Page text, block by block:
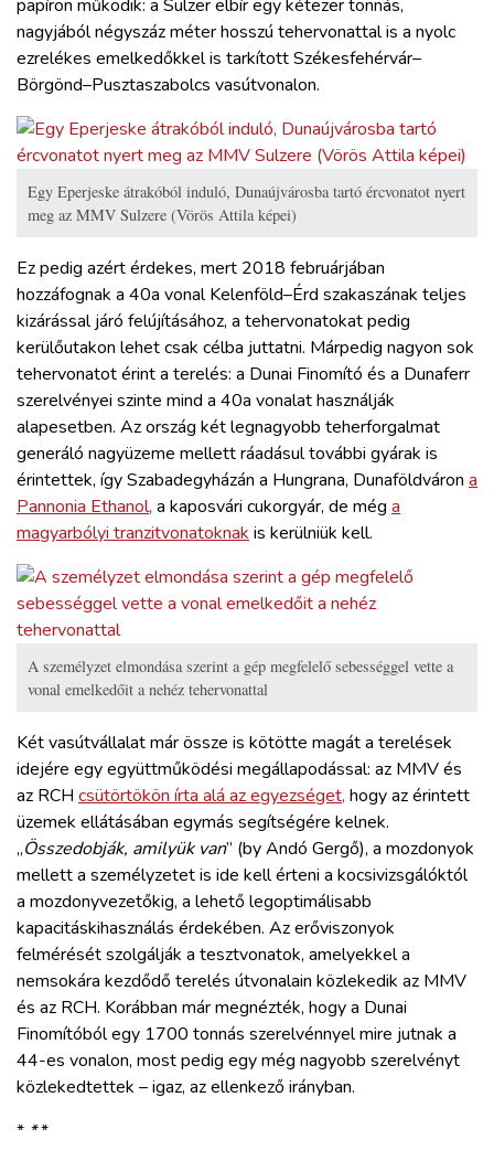
WEBSHOP
BELÉPÉS
REGISZTRÁCIÓ
papíron működik: a Sulzer elbír egy kétezer tonnás,
nagyjából négyszáz méter hosszú tehervonattal is a nyolc
ezrelékes emelkedőkkel is tarkított Székesfehérvár–
Börgönd–Pusztaszabolcs vasútvonalon.
Egy Eperjeske átrakóból induló, Dunaújvárosba tartó ércvonatot nyert
meg az MMV Sulzere (Vörös Attila képei)
Ez pedig azért érdekes, mert 2018 februárjában
hozzáfognak a 40a vonal Kelenföld–Érd szakaszának teljes
kizárással járó felújításához, a tehervonatokat pedig
kerülőutakon lehet csak célba juttatni. Márpedig nagyon sok
tehervonatot érint a terelés: a Dunai Finomító és a Dunaferr
szerelvényei szinte mind a 40a vonalat használják
alapesetben. Az ország két legnagyobb teherforgalmat
generáló nagyüzeme mellett ráadásul további gyárak is
érintettek, így Szabadegyházán a Hungrana, Dunaföldváron a
Pannonia Ethanol, a kaposvári cukorgyár, de még a
magyarbólyi tranzitvonatoknak is kerülniük kell.
A személyzet elmondása szerint a gép megfelelő sebességgel vette a
vonal emelkedőit a nehéz tehervonattal
Két vasútvállalat már össze is kötötte magát a terelések
idejére egy együttműködési megállapodással: az MMV és
az RCH csütörtökön írta alá az egyezséget, hogy az érintett
üzemek ellátásában egymás segítségére kelnek.
„Összedobják, amilyük van” (by Andó Gergő), a mozdonyok
mellett a személyzetet is ide kell érteni a kocsivizsgálóktól
a mozdonyvezetőkig, a lehető legoptimálisabb
kapacitáskihasználás érdekében. Az erőviszonyok
felmérését szolgálják a tesztvonatok, amelyekkel a
nemsokára kezdődő terelés útvonalain közlekedik az MMV
és az RCH. Korábban már megnézték, hogy a Dunai
Finomítóból egy 1700 tonnás szerelvénnyel mire jutnak a
44-es vonalon, most pedig egy még nagyobb szerelvényt
közlekedtettek – igaz, az ellenkező irányban.
* **